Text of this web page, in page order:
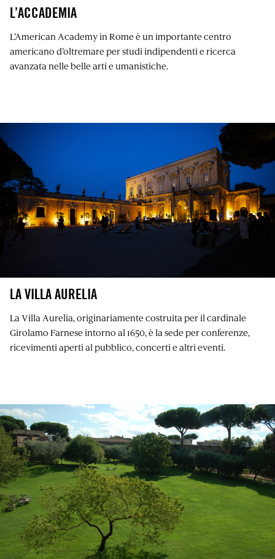
L’ACCADEMIA
L’American Academy in Rome è un importante centro
americano d’oltremare per studi indipendenti e ricerca
avanzata nelle belle arti e umanistiche.
LA VILLA AURELIA
La Villa Aurelia, originariamente costruita per il cardinale
Girolamo Farnese intorno al 1650, è la sede per conferenze,
ricevimenti aperti al pubblico, concerti e altri eventi.